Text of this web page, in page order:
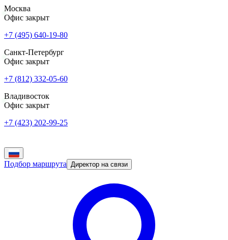
Москва
Офис закрыт
+7 (495) 640-19-80
Санкт-Петербург
Офис закрыт
+7 (812) 332-05-60
Владивосток
Офис закрыт
+7 (423) 202-99-25
Подбор маршрута Директор на связи